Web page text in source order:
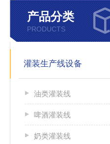
产品分类
PRODUCTS
灌装生产线设备
油类灌装线
啤酒灌装线
奶类灌装线